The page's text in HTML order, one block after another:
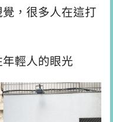
，很多人在這打
輕人的眼光